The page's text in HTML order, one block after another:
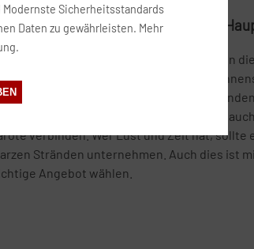
einplanen: Ein Besuch in der
ist natürlich ebenfalls ein Abstecher in
mit den weißgekalkten Häusern. Die
es nur wenige Schritte bis zu den
Szene machen. Übrigens legen hier
verbinden. Wer Lust und Zeit hat, sollte
Stränden unternehmen. Auch dies ist
Angebot wählen.
Sicherheitsstandards
Daten zu gewährleisten. Mehr